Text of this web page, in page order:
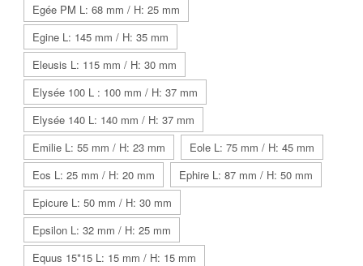
Egée PM L: 68 mm / H: 25 mm
Egine L: 145 mm / H: 35 mm
Eleusis L: 115 mm / H: 30 mm
Elysée 100 L : 100 mm / H: 37 mm
Elysée 140 L: 140 mm / H: 37 mm
Emilie L: 55 mm / H: 23 mm
Eole L: 75 mm / H: 45 mm
Eos L: 25 mm / H: 20 mm
Ephire L: 87 mm / H: 50 mm
Epicure L: 50 mm / H: 30 mm
Epsilon L: 32 mm / H: 25 mm
Equus 15*15 L: 15 mm / H: 15 mm